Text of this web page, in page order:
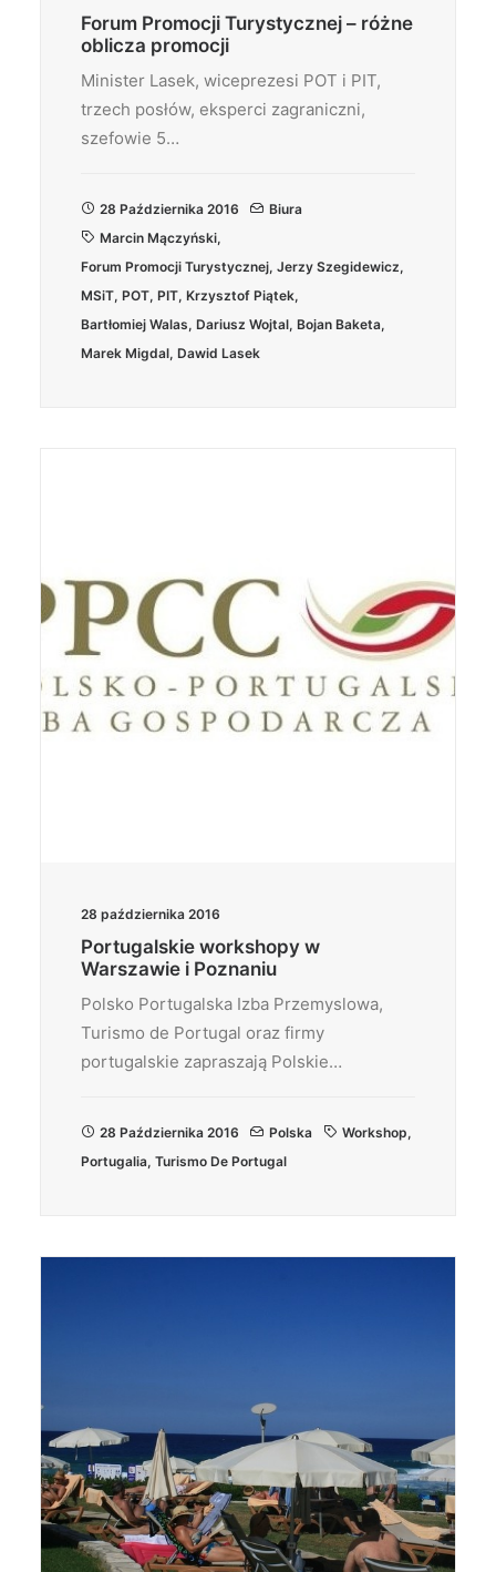
Forum Promocji Turystycznej – różne
oblicza promocji
Minister Lasek, wiceprezesi POT i PIT,
trzech posłów, eksperci zagraniczni,
szefowie 5…
28 Października 2016
Biura
Marcin Mączyński,
Forum Promocji Turystycznej, Jerzy Szegidewicz,
MSiT, POT, PIT, Krzysztof Piątek,
Bartłomiej Walas, Dariusz Wojtal, Bojan Baketa,
Marek Migdal, Dawid Lasek
28 października 2016
Portugalskie workshopy w
Warszawie i Poznaniu
Polsko Portugalska Izba Przemyslowa,
Turismo de Portugal oraz firmy
portugalskie zapraszają Polskie…
28 Października 2016 Polska Workshop,
Portugalia, Turismo De Portugal